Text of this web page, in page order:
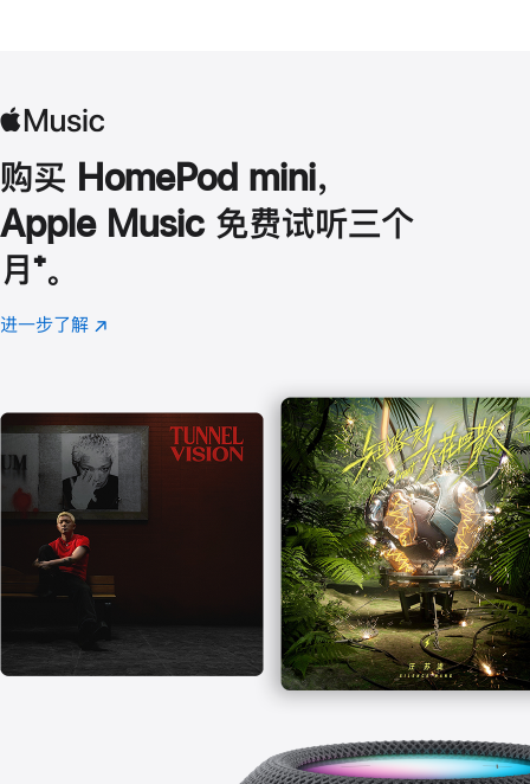
购买 HomePod mini，
Apple Music 免费试听三个
月 脚
注
⁺。
进一步了解 Apple
(在
口
中
打
开)